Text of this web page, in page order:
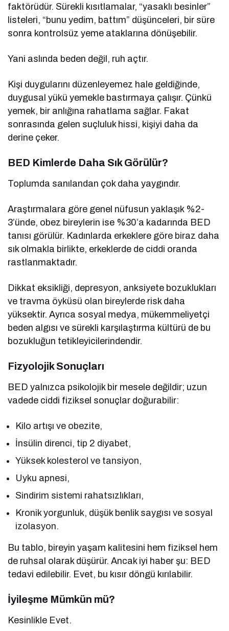
faktörüdür. Sürekli kısıtlamalar, “yasaklı besinler”
listeleri, “bunu yedim, battım” düşünceleri, bir süre
sonra kontrolsüz yeme ataklarına dönüşebilir.
Yani aslında beden değil, ruh açtır.
Kişi duygularını düzenleyemez hale geldiğinde,
duygusal yükü yemekle bastırmaya çalışır. Çünkü
yemek, bir anlığına rahatlama sağlar. Fakat
sonrasında gelen suçluluk hissi, kişiyi daha da
derine çeker.
BED Kimlerde Daha Sık Görülür?
Toplumda sanılandan çok daha yaygındır.
Araştırmalara göre genel nüfusun yaklaşık %2-
3’ünde, obez bireylerin ise %30’a kadarında BED
tanısı görülür. Kadınlarda erkeklere göre biraz daha
sık olmakla birlikte, erkeklerde de ciddi oranda
rastlanmaktadır.
Dikkat eksikliği, depresyon, anksiyete bozuklukları
ve travma öyküsü olan bireylerde risk daha
yüksektir. Ayrıca sosyal medya, mükemmeliyetçi
beden algısı ve sürekli karşılaştırma kültürü de bu
bozukluğun tetikleyicilerindendir.
Fizyolojik Sonuçları
BED yalnızca psikolojik bir mesele değildir; uzun
vadede ciddi fiziksel sonuçlar doğurabilir:
Kilo artışı ve obezite,
İnsülin direnci, tip 2 diyabet,
Yüksek kolesterol ve tansiyon,
Uyku apnesi,
Sindirim sistemi rahatsızlıkları,
Kronik yorgunluk, düşük benlik saygısı ve sosyal
izolasyon.
Bu tablo, bireyin yaşam kalitesini hem fiziksel hem
de ruhsal olarak düşürür. Ancak iyi haber şu: BED
tedavi edilebilir. Evet, bu kısır döngü kırılabilir.
İyileşme Mümkün mü?
Kesinlikle Evet.